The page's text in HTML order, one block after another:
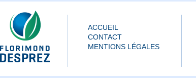
ACCUEIL
CONTACT
MENTIONS LÉGALES